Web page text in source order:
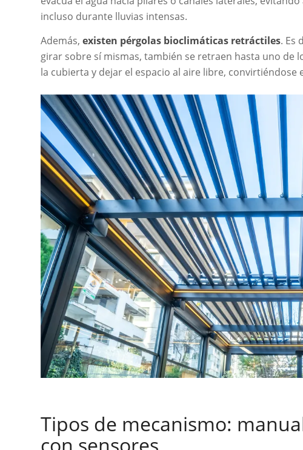
incluso durante lluvias intensas.
Además, existen pérgolas bioclimáticas retráctiles. Es
girar sobre sí mismas, también se retraen hasta uno
la cubierta y dejar el espacio al aire libre, convirtiéndose
Tipos de mecanismo: